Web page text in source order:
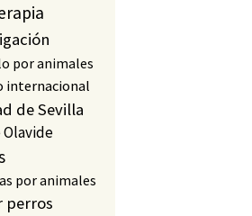
por animales
internacional
de Sevilla
Olavide
por animales
perros